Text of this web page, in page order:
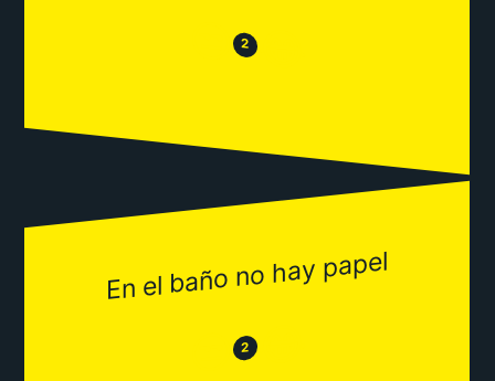
😒 2 😂
En el baño no hay papel
😒 2 😂